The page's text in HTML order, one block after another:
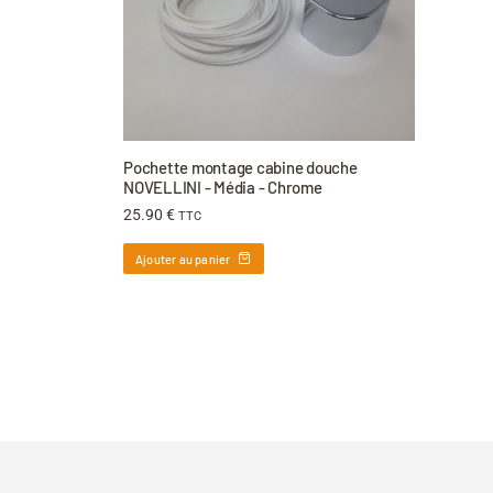
Pochette montage cabine douche
NOVELLINI - Média - Chrome
25.90 € TTC
Ajouter au panier